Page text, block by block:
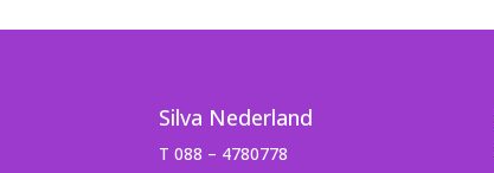
Silva Nederland
T 088 – 4780778